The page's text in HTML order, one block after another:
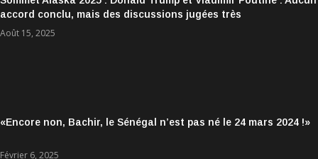
accord conclu, mais des discussions jugées très
encourageantes
Août 15, 2025
«Encore non, Bachir, le Sénégal n’est pas né le 24 mars 2024 !»
Février 6, 2025